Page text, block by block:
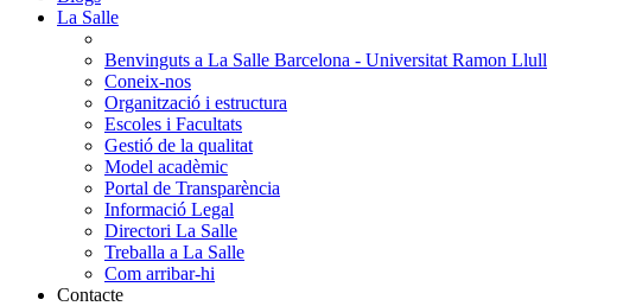
La Salle
Benvinguts a La Salle Barcelona - Universitat Ramon Llull
Coneix-nos
Organització i estructura
Escoles i Facultats
Gestió de la qualitat
Model acadèmic
Portal de Transparència
Informació Legal
Directori La Salle
Treballa a La Salle
Com arribar-hi
Contacte